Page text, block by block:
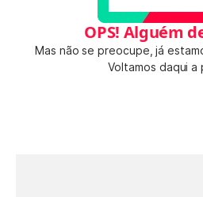
OPS! Alguém
Mas não se preocupe, já
Voltamos daqui a